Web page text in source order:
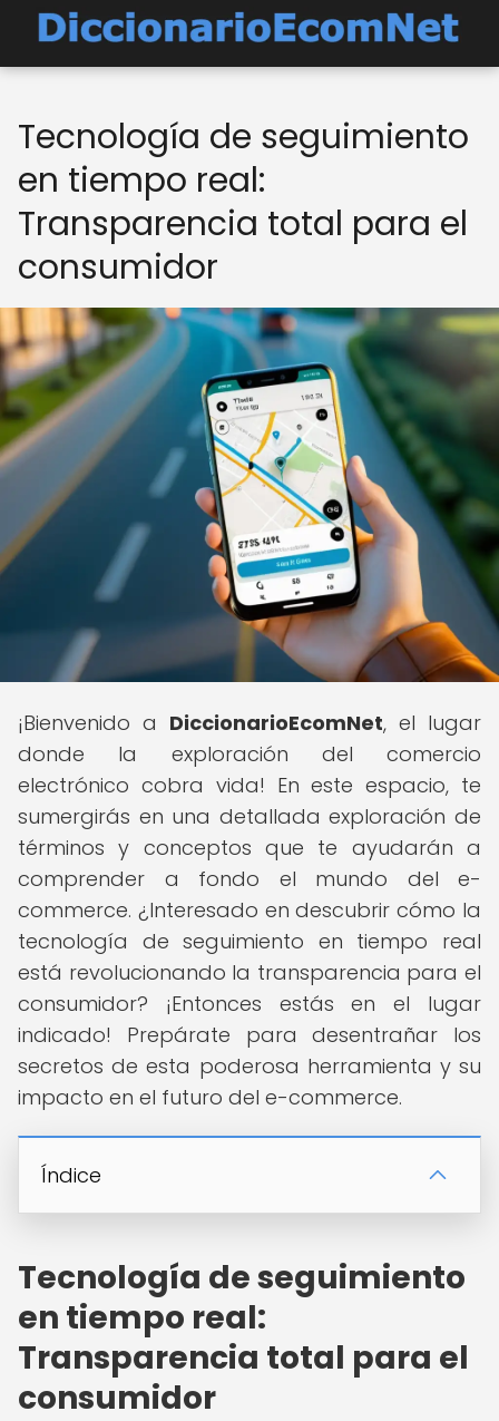
Tecnología de seguimiento
en tiempo real:
Transparencia total para el
consumidor
¡Bienvenido a DiccionarioEcomNet, el lugar
donde la exploración del comercio
electrónico cobra vida! En este espacio, te
sumergirás en una detallada exploración de
términos y conceptos que te ayudarán a
comprender a fondo el mundo del e-
commerce. ¿Interesado en descubrir cómo la
tecnología de seguimiento en tiempo real
está revolucionando la transparencia para el
consumidor? ¡Entonces estás en el lugar
indicado! Prepárate para desentrañar los
secretos de esta poderosa herramienta y su
impacto en el futuro del e-commerce.
Índice
Tecnología de seguimiento
en tiempo real:
Transparencia total para el
consumidor